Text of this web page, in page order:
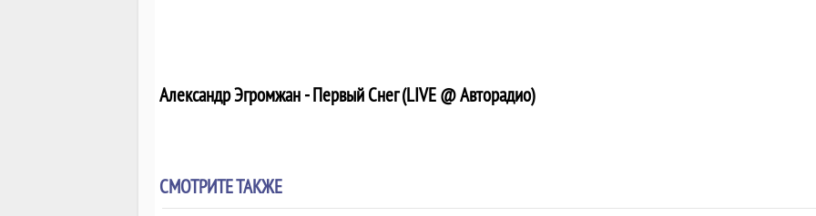
Александр Эгромжан - Первый Снег (LIVE @ Авторадио)
СМОТРИТЕ ТАКЖЕ